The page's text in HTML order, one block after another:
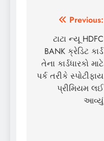
Post
navigation
Previous:
ટાટા ન્યૂ HDFC
BANK ક્રેડિટ કાર્ડ
તેના કાર્ડધારકો માટે
પર્ક તરીકે સ્પોટીફાય
પ્રીમિયમ લઈ
આવ્યું